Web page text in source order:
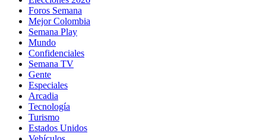
Foros Semana
Mejor Colombia
Semana Play
Mundo
Confidenciales
Semana TV
Gente
Especiales
Arcadia
Tecnología
Turismo
Estados Unidos